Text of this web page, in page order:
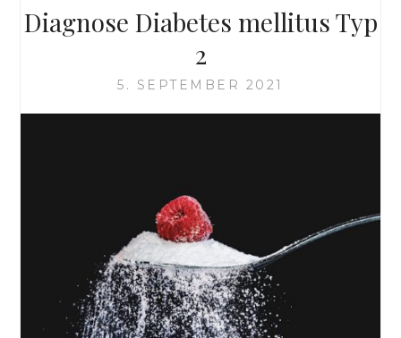
Diagnose Diabetes mellitus Typ
2
5. SEPTEMBER 2021